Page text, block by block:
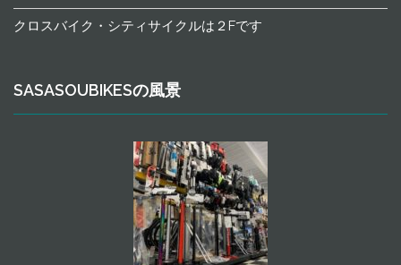
クロスバイク・シティサイクルは２Fです
SASASOUBIKESの風景